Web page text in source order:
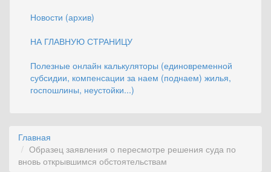
Новости (архив)
НА ГЛАВНУЮ СТРАНИЦУ
Полезные онлайн калькуляторы (единовременной
субсидии, компенсации за наем (поднаем) жилья,
госпошлины, неустойки...)
Главная
Образец заявления о пересмотре решения суда по
вновь открывшимся обстоятельствам